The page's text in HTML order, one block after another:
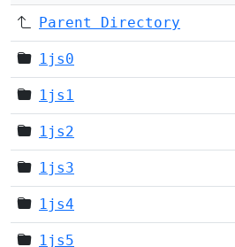
Parent Directory
1js0
1js1
1js2
1js3
1js4
1js5